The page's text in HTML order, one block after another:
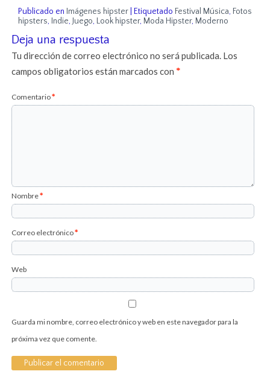
Publicado en Imágenes hipster Etiquetado Festival Música, Fotos
hipsters, Indie, Juego, Look hipster, Moda Hipster, Moderno
Deja una respuesta
Tu dirección de correo electrónico no será publicada. Los
campos obligatorios están marcados con*
Comentario*
Nombre*
Correo electrónico*
Web
Guarda mi nombre, correo electrónico y web en este navegador para la
próxima vez que comente.